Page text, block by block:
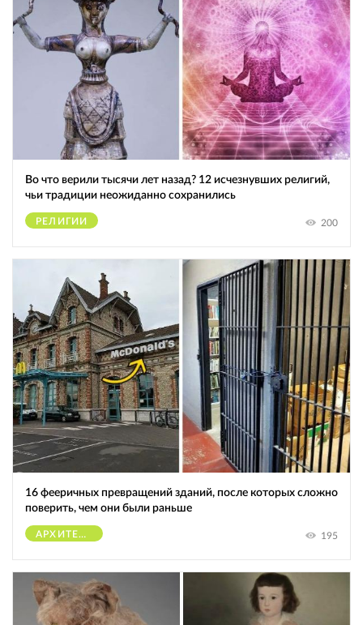
Во что верили тысячи лет назад? 12 исчезнувших религий,
чьи традиции неожиданно сохранились
РЕЛИГИИ 200
16 фееричных превращений зданий, после которых сложно
поверить, чем они были раньше
АРХИТЕКТУРА 195